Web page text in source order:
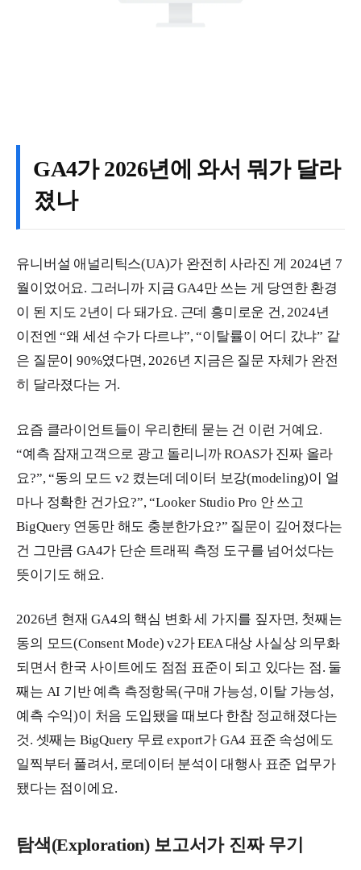
GA4가 2026년에 와서 뭐가 달라
졌나
유니버설 애널리틱스(UA)가 완전히 사라진 게 2024년 7
월이었어요. 그러니까 지금 GA4만 쓰는 게 당연한 환경
이 된 지도 2년이 다 돼가요. 근데 흥미로운 건, 2024년
이전엔 “왜 세션 수가 다르냐”, “이탈률이 어디 갔냐” 같
은 질문이 90%였다면, 2026년 지금은 질문 자체가 완전
히 달라졌다는 거.
요즘 클라이언트들이 우리한테 묻는 건 이런 거예요.
“예측 잠재고객으로 광고 돌리니까 ROAS가 진짜 올라
요?”, “동의 모드 v2 켰는데 데이터 보강(modeling)이 얼
마나 정확한 건가요?”, “Looker Studio Pro 안 쓰고
BigQuery 연동만 해도 충분한가요?” 질문이 깊어졌다는
건 그만큼 GA4가 단순 트래픽 측정 도구를 넘어섰다는
뜻이기도 해요.
2026년 현재 GA4의 핵심 변화 세 가지를 짚자면, 첫째는
동의 모드(Consent Mode) v2가 EEA 대상 사실상 의무화
되면서 한국 사이트에도 점점 표준이 되고 있다는 점. 둘
째는 AI 기반 예측 측정항목(구매 가능성, 이탈 가능성,
예측 수익)이 처음 도입됐을 때보다 한참 정교해졌다는
것. 셋째는 BigQuery 무료 export가 GA4 표준 속성에도
일찍부터 풀려서, 로데이터 분석이 대행사 표준 업무가
됐다는 점이에요.
탐색(Exploration) 보고서가 진짜 무기